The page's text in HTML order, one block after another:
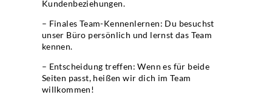
Kundenbeziehungen.
– Finales Team-Kennenlernen: Du besuchst
unser Büro persönlich und lernst das Team
kennen.
– Entscheidung treffen: Wenn es für beide
Seiten passt, heißen wir dich im Team
willkommen!